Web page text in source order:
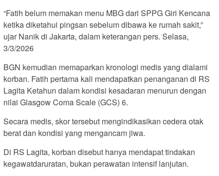
“Fatih belum memakan menu MBG dari SPPG Giri Kencana
ketika diketahui pingsan sebelum dibawa ke rumah sakit,”
ujar Nanik di Jakarta, dalam keterangan pers. Selasa,
3/3/2026
BGN kemudian memaparkan kronologi medis yang dialami
korban. Fatih pertama kali mendapatkan penanganan di RS
Lagita Ketahun dalam kondisi kesadaran menurun dengan
nilai Glasgow Coma Scale (GCS) 6.
Secara medis, skor tersebut mengindikasikan cedera otak
berat dan kondisi yang mengancam jiwa.
Di RS Lagita, korban disebut hanya mendapat tindakan
kegawatdaruratan, bukan perawatan intensif lanjutan.